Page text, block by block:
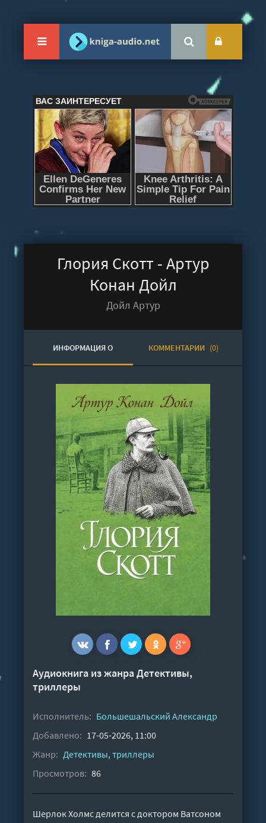
Глория Скотт - Артур
Конан Дойл
Дойл Артур
ИНФОРМАЦИЯ О
АУДИОКНИГЕ
КОММЕНТАРИИ (0)
Аудиокнига из жанраДетективы,
триллеры
Исполнитель: Большешальский Александр
Добавлено: 17-05-2026, 11:00
Жанр: Детективы, триллеры
Просмотров: 86
Шерлок Холмс делится с доктором Ватсоном